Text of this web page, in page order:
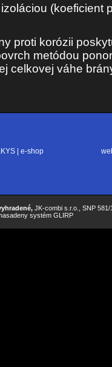
(koeficient
proti korózii
metódou
celkovej váhe
| e-shop
JK-combi s.r.o., SNP
nasadeny systém GLIRP